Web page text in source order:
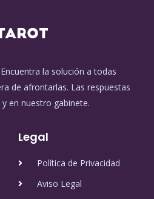
la solución a todas
de afrontarlas. Las respuestas
en nuestro gabinete.
Legal
Política de Privacidad
Aviso Legal